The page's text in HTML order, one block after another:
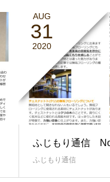
AUG
31
2020
ふじもり通信
ふじもり通信